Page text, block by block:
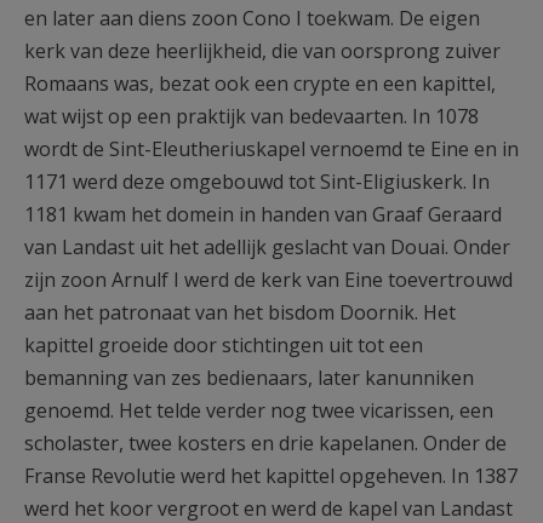
en later aan diens zoon Cono I toekwam. De eigen
kerk van deze heerlijkheid, die van oorsprong zuiver
Romaans was, bezat ook een crypte en een kapittel,
wat wijst op een praktijk van bedevaarten. In 1078
wordt de Sint-Eleutheriuskapel vernoemd te Eine en in
1171 werd deze omgebouwd tot Sint-Eligiuskerk. In
1181 kwam het domein in handen van Graaf Geraard
van Landast uit het adellijk geslacht van Douai. Onder
zijn zoon Arnulf I werd de kerk van Eine toevertrouwd
aan het patronaat van het bisdom Doornik. Het
kapittel groeide door stichtingen uit tot een
bemanning van zes bedienaars, later kanunniken
genoemd. Het telde verder nog twee vicarissen, een
scholaster, twee kosters en drie kapelanen. Onder de
Franse Revolutie werd het kapittel opgeheven. In 1387
werd het koor vergroot en werd de kapel van Landast